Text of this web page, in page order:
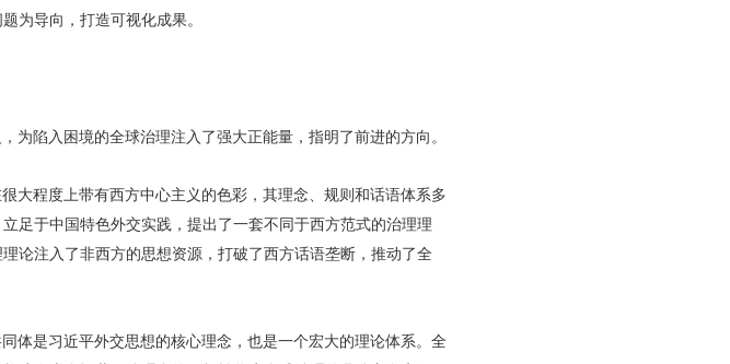
为导向，打造可视化成果。
为陷入困境的全球治理注入了强大正能量，指明了前进的方向。
大程度上带有西方中心主义的色彩，其理念、规则和话语体系多
足于中国特色外交实践，提出了一套不同于西方范式的治理理
论注入了非西方的思想资源，打破了西方话语垄断，推动了全
体是习近平外交思想的核心理念，也是一个宏大的理论体系。全